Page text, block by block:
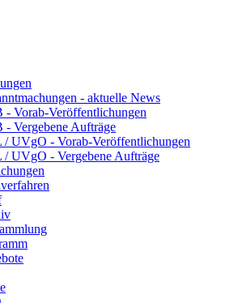
- aktuelle News
- Vorab-Veröffentlichungen
- Vergebene Aufträge
UVgO - Vorab-Veröffentlichungen
UVgO - Vergebene Aufträge